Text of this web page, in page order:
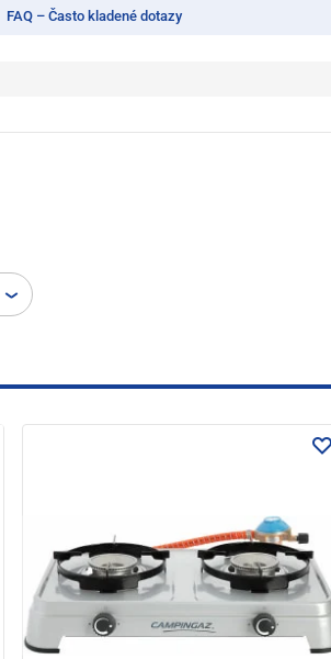
FAQ – Často kladené dotazy